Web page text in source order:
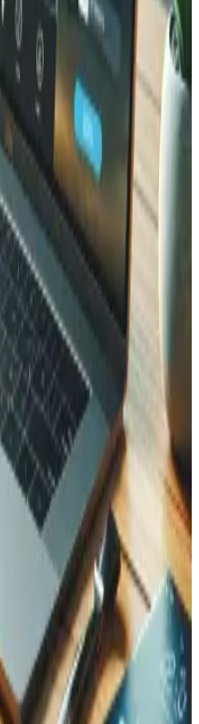
expérience de marque
SwissCoding en tant
en Suisse. Les
amélioré la visibilité
positionnées sur des
visuelle cohérente a
marque. Le partenariat
site reste sécurisé,
évolutifs de
complètent ce projet.
et support technique en
des
et intervention
Engine
Ads en Valais. Augmentez
de recherche suisses et